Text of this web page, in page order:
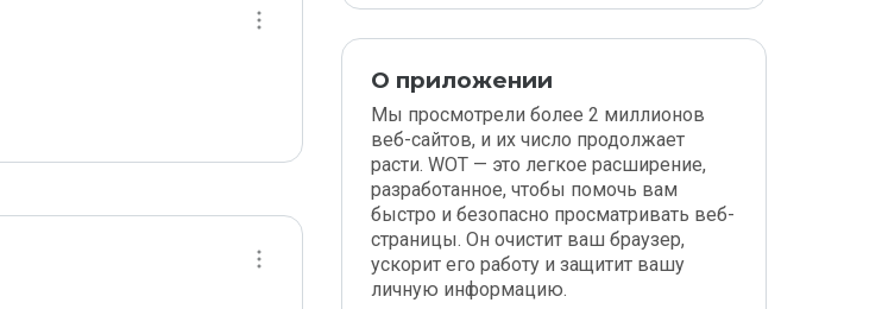
О приложении
Мы просмотрели более 2 миллионов
веб-сайтов, и их число продолжает
расти. WOT — это легкое расширение,
разработанное, чтобы помочь вам
быстро и безопасно просматривать веб-
страницы. Он очистит ваш браузер,
ускорит его работу и защитит вашу
личную информацию.